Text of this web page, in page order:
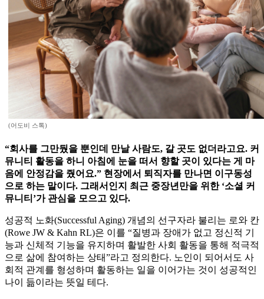
(어도비 스톡)
“회사를 그만뒀을 뿐인데 만날 사람도, 갈 곳도 없더라고요. 커
뮤니티 활동을 하니 아침에 눈을 떠서 향할 곳이 있다는 게 마
음에 안정감을 줬어요.” 현장에서 퇴직자를 만나면 이구동성
으로 하는 말이다. 그래서인지 최근 중장년만을 위한 ‘소셜 커
뮤니티’가 관심을 모으고 있다.
성공적 노화(Successful Aging) 개념의 선구자라 불리는 로와 칸
(Rowe JW & Kahn RL)은 이를 “질병과 장애가 없고 정신적 기
능과 신체적 기능을 유지하며 활발한 사회 활동을 통해 적극적
으로 삶에 참여하는 상태”라고 정의한다. 노인이 되어서도 사
회적 관계를 형성하며 활동하는 일을 이어가는 것이 성공적인
나이 듦이라는 뜻일 테다.